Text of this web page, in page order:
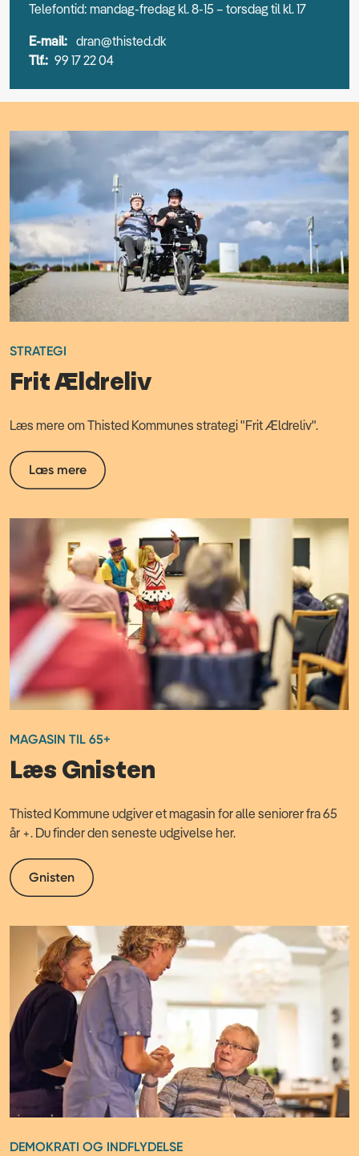
Telefontid: mandag-fredag kl. 8-15 – torsdag til kl. 17
E-mail: dran@thisted.dk
Tlf.: 99 17 22 04
STRATEGI
Frit Ældreliv
Læs mere om Thisted Kommunes strategi "Frit Ældreliv".
Læs mere
MAGASIN TIL 65+
Læs Gnisten
Thisted Kommune udgiver et magasin for alle seniorer fra 65
år +. Du finder den seneste udgivelse her.
Gnisten
DEMOKRATI OG INDFLYDELSE